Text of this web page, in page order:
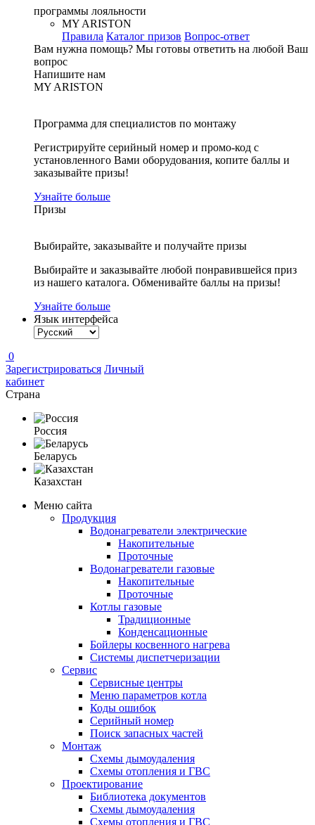
программы лояльности
MY ARISTON
Правила Каталог призов Вопрос-ответ
Вам нужна помощь? Мы готовы ответить на любой Ваш
вопрос
Напишите нам
MY ARISTON
Программа для специалистов по монтажу
Регистрируйте серийный номер и промо-код с
установленного Вами оборудования, копите баллы и
заказывайте призы!
Узнайте больше
Призы
Выбирайте, заказывайте и получайте призы
Выбирайте и заказывайте любой понравившейся приз
из нашего каталога. Обменивайте баллы на призы!
Узнайте больше
Язык интерфейса
0
Зарегистрироваться Личный
кабинет
Страна
Россия
Беларусь
Казахстан
Меню сайта
Продукция
Водонагреватели электрические
Накопительные
Проточные
Водонагреватели газовые
Накопительные
Проточные
Котлы газовые
Традиционные
Конденсационные
Бойлеры косвенного нагрева
Системы диспетчеризации
Сервис
Сервисные центры
Меню параметров котла
Коды ошибок
Серийный номер
Поиск запасных частей
Монтаж
Схемы дымоудаления
Схемы отопления и ГВС
Проектирование
Библиотека документов
Схемы дымоудаления
Схемы отопления и ГВС